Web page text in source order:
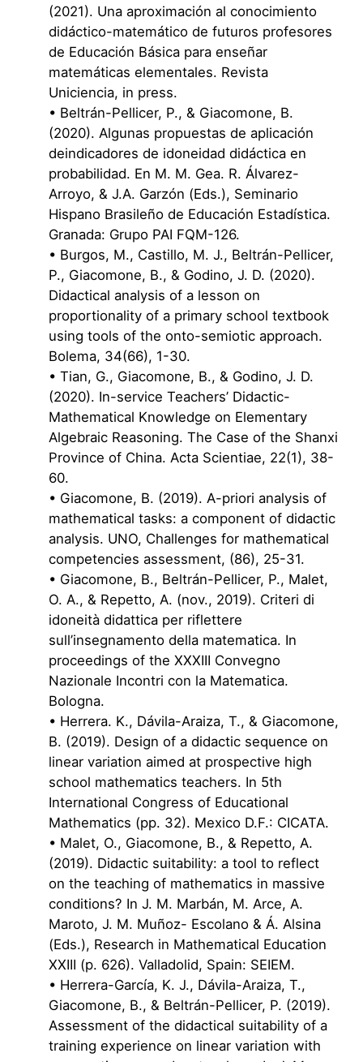
(2021). Una aproximación al conocimiento
didáctico-matemático de futuros profesores
de Educación Básica para enseñar
matemáticas elementales. Revista
Uniciencia, in press.
• Beltrán-Pellicer, P., & Giacomone, B.
(2020). Algunas propuestas de aplicación
deindicadores de idoneidad didáctica en
probabilidad. En M. M. Gea. R. Álvarez-
Arroyo, & J.A. Garzón (Eds.), Seminario
Hispano Brasileño de Educación Estadística.
Granada: Grupo PAI FQM-126.
• Burgos, M., Castillo, M. J., Beltrán-Pellicer,
P., Giacomone, B., & Godino, J. D. (2020).
Didactical analysis of a lesson on
proportionality of a primary school textbook
using tools of the onto-semiotic approach.
Bolema, 34(66), 1-30.
• Tian, G., Giacomone, B., & Godino, J. D.
(2020). In-service Teachers’ Didactic-
Mathematical Knowledge on Elementary
Algebraic Reasoning. The Case of the Shanxi
Province of China. Acta Scientiae, 22(1), 38-
60.
• Giacomone, B. (2019). A-priori analysis of
mathematical tasks: a component of didactic
analysis. UNO, Challenges for mathematical
competencies assessment, (86), 25-31.
• Giacomone, B., Beltrán-Pellicer, P., Malet,
O. A., & Repetto, A. (nov., 2019). Criteri di
idoneità didattica per riflettere
sull’insegnamento della matematica. In
proceedings of the XXXIII Convegno
Nazionale Incontri con la Matematica.
Bologna.
• Herrera. K., Dávila-Araiza, T., & Giacomone,
B. (2019). Design of a didactic sequence on
linear variation aimed at prospective high
school mathematics teachers. In 5th
International Congress of Educational
Mathematics (pp. 32). Mexico D.F.: CICATA.
• Malet, O., Giacomone, B., & Repetto, A.
(2019). Didactic suitability: a tool to reflect
on the teaching of mathematics in massive
conditions? In J. M. Marbán, M. Arce, A.
Maroto, J. M. Muñoz- Escolano & Á. Alsina
(Eds.), Research in Mathematical Education
XXIII (p. 626). Valladolid, Spain: SEIEM.
• Herrera-García, K. J., Dávila-Araiza, T.,
Giacomone, B., & Beltrán-Pellicer, P. (2019).
Assessment of the didactical suitability of a
training experience on linear variation with